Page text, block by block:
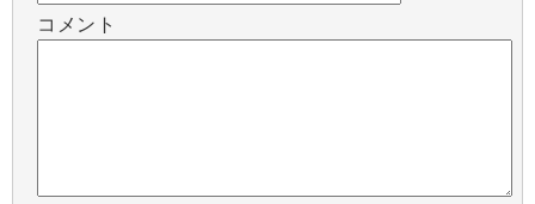
コメント